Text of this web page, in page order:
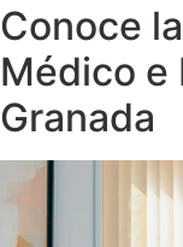
Conoce
Médico e
Granada